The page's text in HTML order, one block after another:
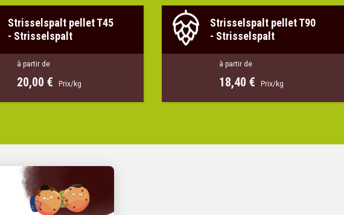
Strisselspalt pellet T45
- Strisselspalt
à partir de
20,00 € Prix/kg
Strisselspalt pellet T90
- Strisselspalt
à partir de
18,40 € Prix/kg